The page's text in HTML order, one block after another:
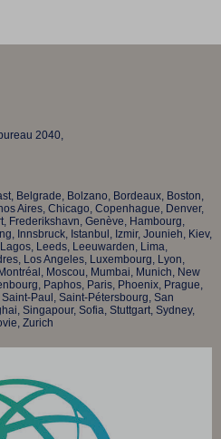
2040,
Belgrade, Bolzano, Bordeaux, Boston,
Aires, Chicago, Copenhague, Denver,
Frederikshavn, Genève, Hambourg,
Innsbruck, Istanbul, Izmir, Jounieh, Kiev,
Leeds, Leeuwarden, Lima,
Los Angeles, Luxembourg, Lyon,
Moscou, Mumbai, Munich, New
Paphos, Paris, Phoenix, Prague,
Paul, Saint-Pétersbourg, San
Singapour, Sofia, Stuttgart, Sydney,
Zurich